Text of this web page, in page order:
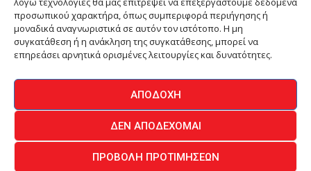
προσωπικού χαρακτήρα, όπως συμπεριφορά περιήγησης ή
μοναδικά αναγνωριστικά σε αυτόν τον ιστότοπο. Η μη
συγκατάθεση ή η ανάκληση της συγκατάθεσης, μπορεί να
επηρεάσει αρνητικά ορισμένες λειτουργίες και δυνατότητες.
ΑΠΟΔΟΧΉ
ΔΕΝ ΑΠΟΔΈΧΟΜΑΙ
ΠΡΟΒΟΛΉ ΠΡΟΤΙΜΉΣΕΩΝ
Δήλωση Συμμόρφωσης
ΕΠΙΚΟΙΝΩΝΙΑ
© 2026 - All Rights Reserved -Πολιτική Απορρήτου